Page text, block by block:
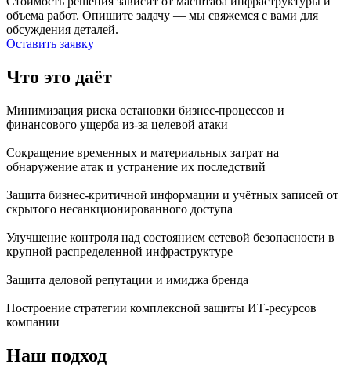
объема работ. Опишите задачу — мы свяжемся с вами для
обсуждения деталей.
Оставить заявку
Что это даёт
Минимизация риска остановки бизнес-процессов и
финансового ущерба из-за целевой атаки
Сокращение временных и материальных затрат на
обнаружение атак и устранение их последствий
Защита бизнес-критичной информации и учётных записей от
скрытого несанкционированного доступа
Улучшение контроля над состоянием сетевой безопасности в
крупной распределенной инфраструктуре
Защита деловой репутации и имиджа бренда
Построение стратегии комплексной защиты ИТ-ресурсов
компании
Наш подход